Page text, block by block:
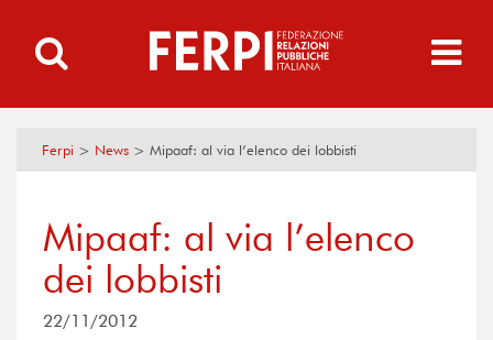
Ferpi > News > Mipaaf: al via l’elenco dei lobbisti
Mipaaf: al via l’elenco
dei lobbisti
22/11/2012